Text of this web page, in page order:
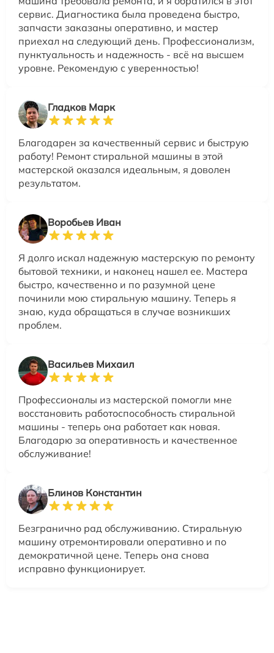
сервис. Диагностика была проведена быстро,
запчасти заказаны оперативно, и мастер
приехал на следующий день. Профессионализм,
пунктуальность и надежность - всё на высшем
уровне. Рекомендую с уверенностью!
Гладков Марк
Благодарен за качественный сервис и быструю
работу! Ремонт стиральной машины в этой
мастерской оказался идеальным, я доволен
результатом.
Воробьев Иван
Я долго искал надежную мастерскую по ремонту
бытовой техники, и наконец нашел ее. Мастера
быстро, качественно и по разумной цене
починили мою стиральную машину. Теперь я
знаю, куда обращаться в случае возникших
проблем.
Васильев Михаил
Профессионалы из мастерской помогли мне
восстановить работоспособность стиральной
машины - теперь она работает как новая.
Благодарю за оперативность и качественное
обслуживание!
Блинов Константин
Безгранично рад обслуживанию. Стиральную
машину отремонтировали оперативно и по
демократичной цене. Теперь она снова
исправно функционирует.